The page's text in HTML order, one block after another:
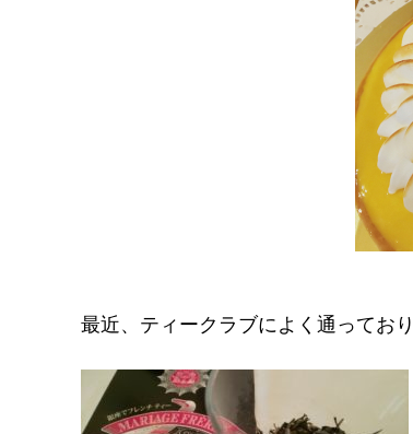
最近、ティークラブによく通っており